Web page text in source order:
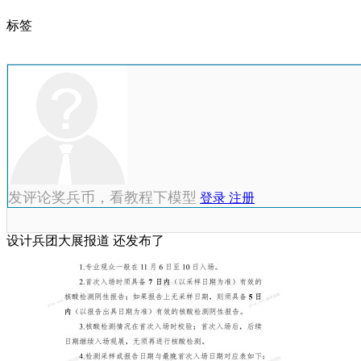
标签
发评论奖兵币，看教程下模型 登录 注册
设计兵团大展报道 还发布了